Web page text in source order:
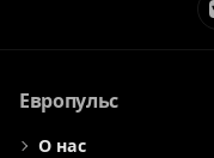
Европульс
О нас